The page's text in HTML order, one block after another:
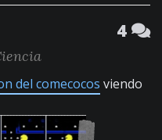
4
del comecocos viendo